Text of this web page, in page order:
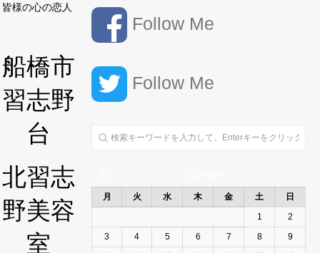
皆様の心の恋人
船橋市
習志野
台
北習志
野美容
室
Follow Me
Follow Me
月 火 水 木 金 土 日
1
2
3
4 5 6 7 8
9